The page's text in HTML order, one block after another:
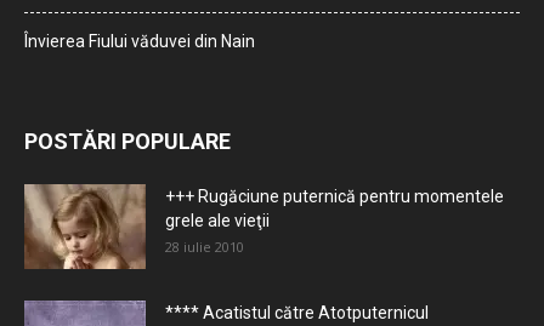
Învierea Fiului văduvei din Nain
POSTĂRI POPULARE
+++ Rugăciune puternică pentru momentele
grele ale vieţii
28 iulie 2010
**** Acatistul către Atotputernicul